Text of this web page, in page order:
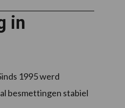
in
1995 werd
besmettingen stabiel